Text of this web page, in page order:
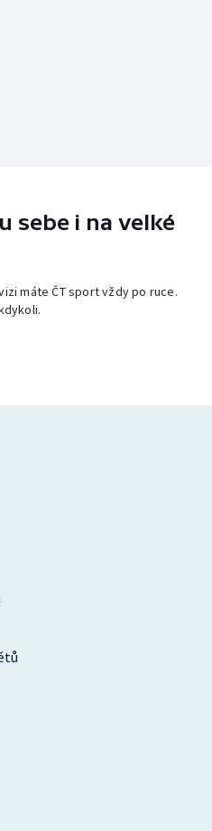
sebe i na velké
máte ČT sport vždy po ruce.